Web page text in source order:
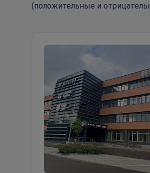
(положительные и